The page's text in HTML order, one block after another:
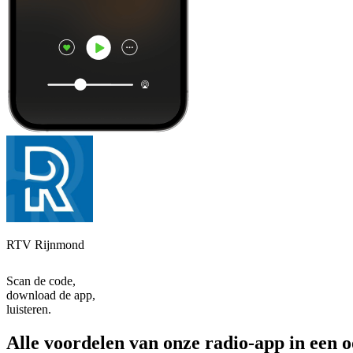
RTV Rijnmond
Scan de code,
download de app,
luisteren.
Alle voordelen van onze radio-app in een